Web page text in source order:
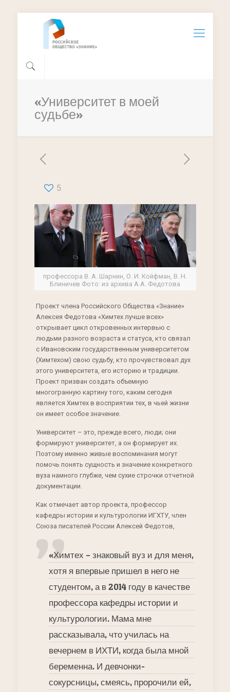
«Университет в моей
судьбе»
5
профессора В. А. Шарнин, О. И. Койфман, В. Н.
Блиничев Фото: из архива А.А. Федотова
Проект члена Российского Общества «Знание»
Алексея Федотова «Химтех лучше всех»
открывает цикл откровенных интервью с
людьми разного возраста и статуса, кто связал
с Ивановским государственным университетом
(Химтехом) свою судьбу, кто прочувствовал дух
этого университета, его историю и традиции.
Проект призван создать объемную
многогранную картину того, каким сегодня
является Химтех в восприятии тех, в чьей жизни
он имеет особое значение.
Университет – это, прежде всего, люди; они
формируют университет, а он формирует их.
Поэтому именно живые воспоминания могут
помочь понять сущность и значение конкретного
вуза намного глубже, чем сухие строчки отчетной
документации.
Как отмечает автор проекта, профессор
кафедры истории и культурологии ИГХТУ, член
Союза писателей России Алексей Федотов,
«Химтех – знаковый вуз и для меня,
хотя я впервые пришел в него не
студентом, а в 2014 году в качестве
профессора кафедры истории и
культурологии. Мама мне
рассказывала, что училась на
вечернем в ИХТИ, когда была мной
беременна. И девчонки-
сокурсницы, смеясь, пророчили ей,